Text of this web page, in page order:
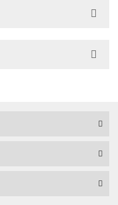
Nakliye sırasında hasar